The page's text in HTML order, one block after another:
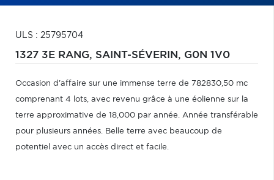
ULS : 25795704
1327 3E RANG, SAINT-SÉVERIN, G0N 1V0
Occasion d'affaire sur une immense terre de 782830,50 mc
comprenant 4 lots, avec revenu grâce à une éolienne sur la
terre approximative de 18,000 par année. Année transférable
pour plusieurs années. Belle terre avec beaucoup de
potentiel avec un accès direct et facile.